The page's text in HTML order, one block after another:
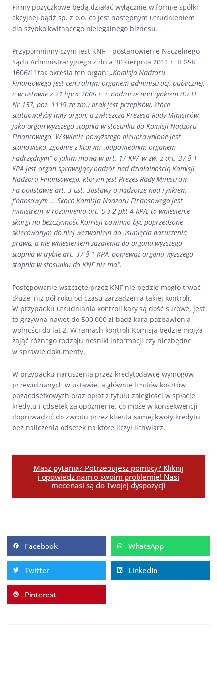
Firmy pożyczkowe będą działać wyłącznie w formie spółki
akcyjnej bądź sp. z o.o. co jest następnym utrudnieniem
dla szybko kwitnącego nielegalnego biznesu.
Przypomnijmy czym jest KNF – postanowienie Naczelnego
Sądu Administracyjnego z dnia 30 sierpnia 2011 r. II GSK
1606/11tak określa ten organ: „Komisja Nadzoru
Finansowego jest centralnym organem administracji publicznej,
a w ustawie z 21 lipca 2006 r. o nadzorze nad rynkiem (Dz.U.
Nr 157, poz. 1119 ze zm.) brak jest przepisów, które
statuowałyby inny organ, a zwłaszcza Prezesa Rady Ministrów,
jako organ wyższego stopnia w stosunku do Komisji Nadzoru
Finansowego. W świetle powyższego nieuprawnione jest
stanowisko, zgodnie z którym „odpowiednim organem
nadrzędnym” o jakim mowa w art. 17 KPA w zw. z art. 37 § 1
KPA jest organ sprawujący nadzór nad działalnością Komisji
Nadzoru Finansowego, którym jest Prezes Rady Ministrów
na podstawie art. 3 ust. 3ustawy o nadzorze nad rynkiem
finansowym … Skoro Komisja Nadzoru Finansowego jest
ministrem w rozumieniu art. 5 § 2 pkt 4 KPA, to wniesienie
skargi na bezczynność Komisji powinno być poprzedzone
skierowanym do niej wezwaniem do usunięcia naruszenia
prawa, a nie wniesieniem zażalenia do organu wyższego
stopnia w trybie art. 37 § 1 KPA, ponieważ organu wyższego
stopnia w stosunku do KNF nie ma”.
Postępowanie wszczęte przez KNF nie będzie mogło trwać
dłużej niż pół roku od czasu zarządzenia takiej kontroli.
W przypadku utrudniania kontroli kary są dość surowe, jest
to grzywna nawet do 500 000 zł bądź kara pozbawienia
wolności do lat 2. W ramach kontroli Komisja będzie mogła
zająć różnego rodzaju nośniki informacji czy niezbędne
w sprawie dokumenty.
W przypadku naruszenia przez kredytodawcę wymogów
przewidzianych w ustawie, a głównie limitów kosztów
pozaodsetkowych oraz opłat z tytułu zaległości w spłacie
kredytu i odsetek za opóźnienie, co może w konsekwencji
doprowadzić do zwrotu przez klienta samej kwoty kredytu
bez naliczenia odsetek na które liczył lichwiarz.
Masz pytania? Potrzebujesz pomocy? Kliknij
i opowiedz nam o swoim problemie! Nasi
mecenasi są do Twojej dyspozycji
Facebook WhatsApp
Twitter LinkedIn
Pinterest